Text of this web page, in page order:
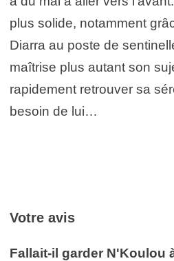
plus solide, notamment
Diarra au poste de
maîtrise plus autant son
rapidement retrouver sa
besoin de lui…
Votre avis
Fallait-il garder N'Koulou